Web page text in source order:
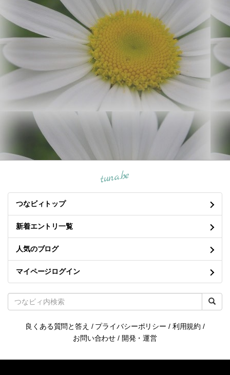
tuna.be
つなビィトップ
新着エントリ一覧
人気のブログ
マイページログイン
良くある質問と答え / プライバシーポリシー / 利用規約 /
お問い合わせ / 開発・運営